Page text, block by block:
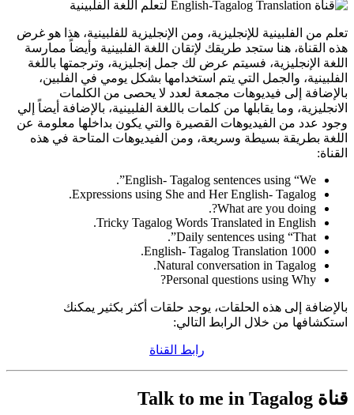
تعلم من الفلبينية للإنجليزية، ومن الإنجليزية للفلبينية، هذا هو غرض
هذه القناة، هنا ستجد طريقك لإتقان اللغة الفلبينية وأيضاً ممارسة
اللغة الإنجليزية، فسيتم عرض لك جمل إنجليزية، وترجمتها باللغة
الفلبينية، والجمل التي يتم استخدامها بشكل يومي في الفلبين،
بالإضافة إلى فيديوهات مجمعة لعدد لا يحصى من الكلمات
الانجليزية، وما يقابلها من كلمات باللغة الفلبينية، بالإضافة أيضاً إلي
وجود عدد من الفيديوهات القصيرة والتي يكون بداخلها معلومة عن
اللغة بطريقة بسيطة وسريعة، ومن الفيديوهات المتاحة في هذه
القناة:
English- Tagalog sentences using “We”.
Expressions using She and Her English- Tagalog.
What are you doing?.
Tricky Tagalog Words Translated in English.
Daily sentences using “That”.
1000 English- Tagalog Translation.
Natural conversation in Tagalog.
Personal questions using Why?
بالإضافة إلى هذه الحلقات، يوجد حلقات أكثر بكثير يمكنك
استكشافها من خلال الرابط التالي:
رابط القناة
قناة Talk to me in Tagalog